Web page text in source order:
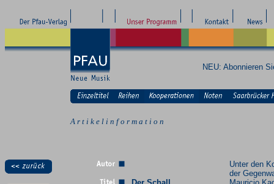
NEU: Abonnieren
A r t i k e l i n f o r m a t i o n
Unter den
der